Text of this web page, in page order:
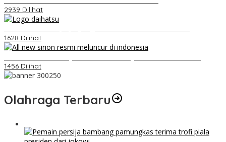
2939 Dilihat
1628 Dilihat
1456 Dilihat
Olahraga Terbaru